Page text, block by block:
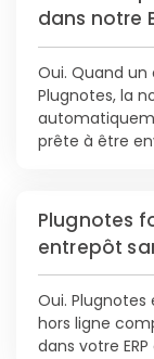
dans notre
Oui. Quand
Plugnotes, la
prête à être
Plugnotes
entrepôt
Oui.
hors ligne
dans votre